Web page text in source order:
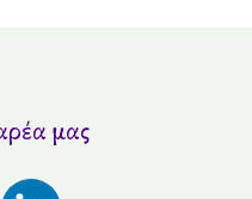
μας